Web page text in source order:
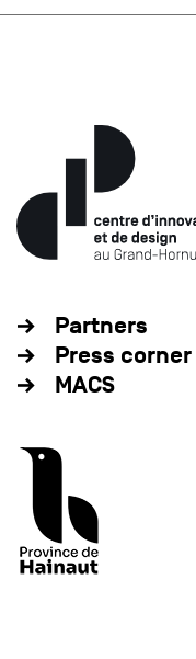
Partners
Press corner
MACS